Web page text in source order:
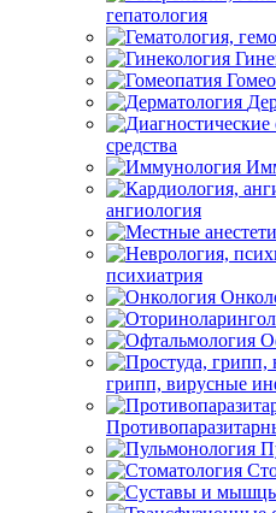
гепатология
средства
ангиология
психиатрия
грипп, вирусные